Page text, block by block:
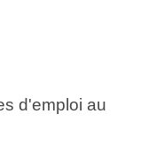
d'emploi au